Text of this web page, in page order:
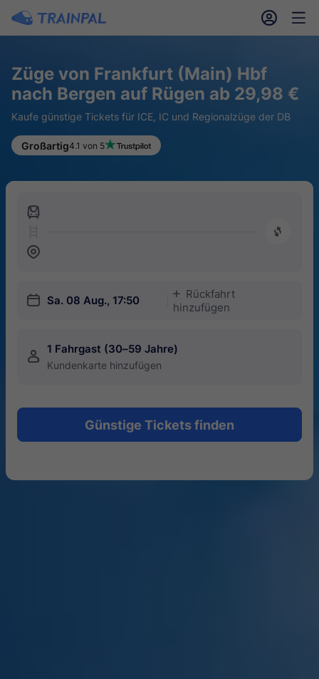
󱎓 󱒨
Züge von Frankfurt (Main) Hbf
nach Bergen auf Rügen ab 29,98 €
Kaufe günstige Tickets für ICE, IC und Regionalzüge der DB
Großartig4.1 von 5
󱍉
󰿠
󱒣
󱎗 Sa. 08 Aug., 17:50
󱅇
Rückfahrt
hinzufügen
󱍂 1 Fahrgast (30–59 Jahre)
Kundenkarte hinzufügen
Günstige Tickets finden